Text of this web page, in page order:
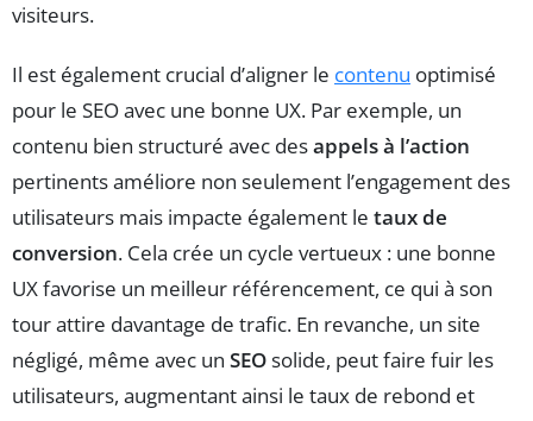
visiteurs.
Il est également crucial d’aligner le contenu optimisé
pour le SEO avec une bonne UX. Par exemple, un
contenu bien structuré avec desappels à l’action
pertinents améliore non seulement l’engagement des
utilisateurs mais impacte également le taux de
conversion. Cela crée un cycle vertueux : une bonne
UX favorise un meilleur référencement, ce qui à son
tour attire davantage de trafic. En revanche, un site
négligé, même avec un SEOsolide, peut faire fuir les
utilisateurs, augmentant ainsi le taux de rebond et